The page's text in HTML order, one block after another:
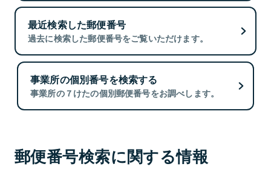
最近検索した郵便番号
過去に検索した郵便番号をご覧いただけます。
事業所の個別番号を検索する
事業所の７けたの個別郵便番号をお調べします。
郵便番号検索に関する情報